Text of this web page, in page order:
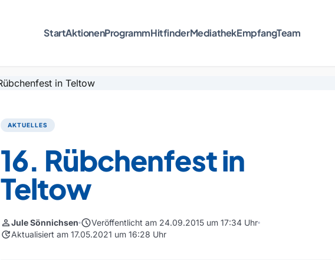
StartAktionenProgrammHitfinderMediathekEmpfangTeam
AKTUELLES
16. Rübchenfest in
Teltow
personJule Sönnichsen scheduleVeröffentlicht am 24.09.2015 um 17:34 Uhr
updateAktualisiert am 17.05.2021 um 16:28 Uhr